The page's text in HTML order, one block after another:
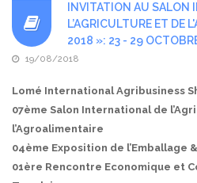
INVITATION AU SALON
L’AGRICULTURE ET DE
2018 »: 23 - 29
19/08/2018
Lomé International Agribusiness
07ème Salon International de
l’Agroalimentaire
04ème Exposition de l’Emballage
01ère Rencontre Economique et